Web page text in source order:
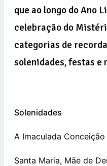
que ao longo do Ano
celebração do
categorias de
solenidades, festas e
Solenidades
A Imaculada
Santa Maria, Mãe de